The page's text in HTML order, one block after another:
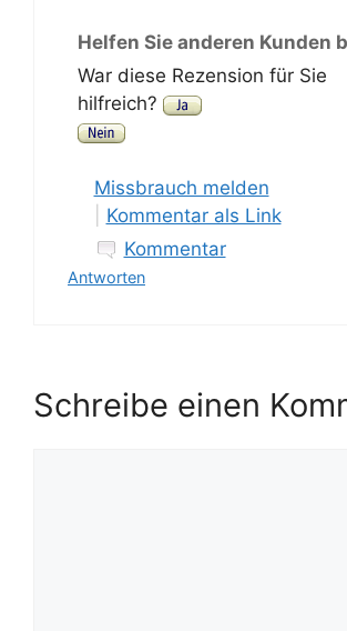
Helfen Sie anderen Kunden
War diese Rezension für Sie
hilfreich?
Missbrauch melden
Kommentar als Link
Kommentar
Antworten
Schreibe einen